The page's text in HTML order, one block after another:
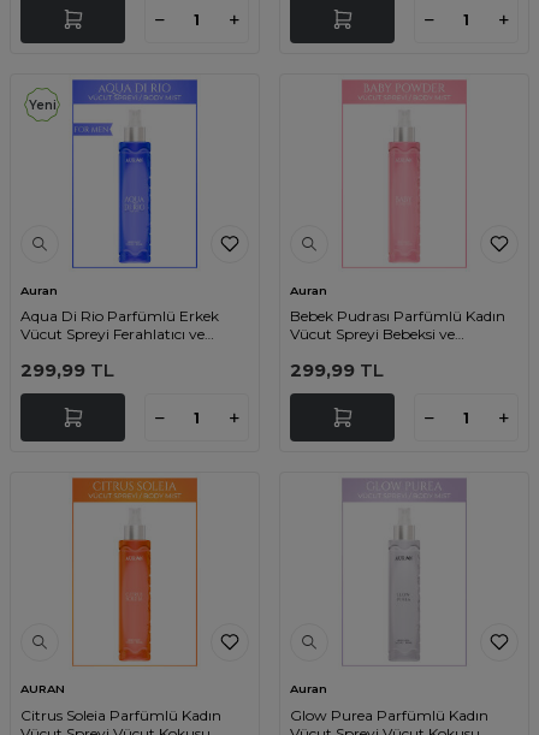
Yeni
Auran
Aqua Di Rio Parfümlü Erkek
Vücut Spreyi Ferahlatıcı ve
Spray 150ml
299,99 TL
Auran
Bebek Pudrası Parfümlü Kadın
Vücut Spreyi Bebeksi ve
Spray 150ml
299,99 TL
AURAN
Citrus Soleia Parfümlü Kadın
Auran
Glow Purea Parfümlü Kadın